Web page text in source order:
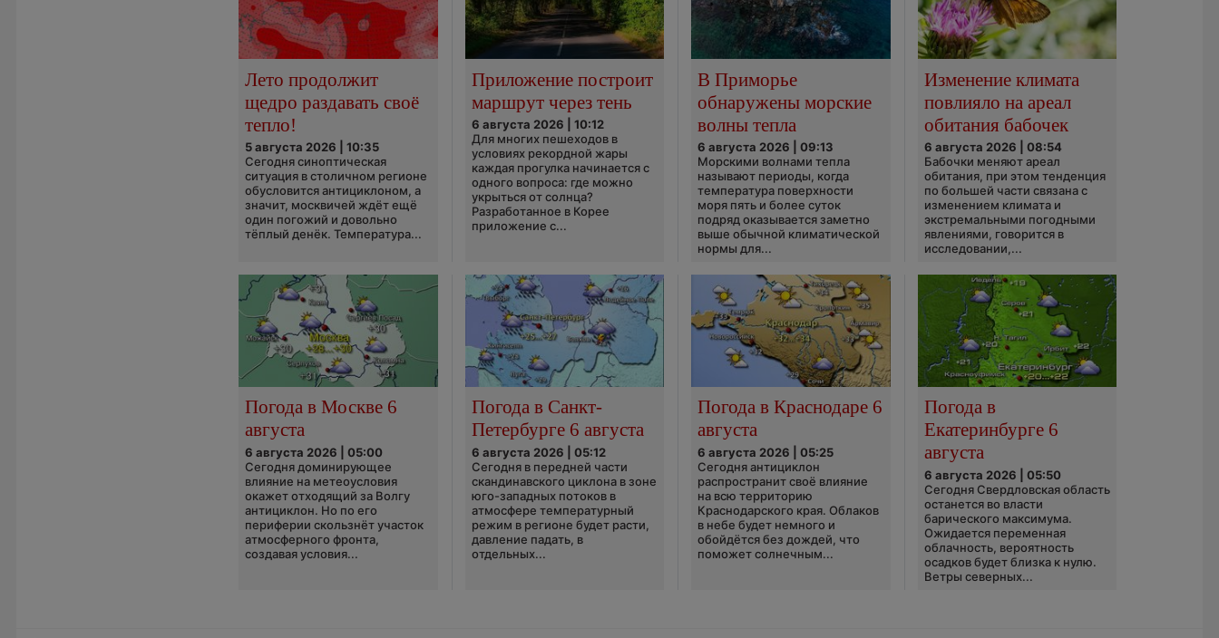
Лето продолжит
щедро раздавать своё
тепло!
5 августа 2026 | 10:35
Сегодня синоптическая
ситуация в столичном регионе
обусловится антициклоном, а
значит, москвичей ждёт ещё
один погожий и довольно
тёплый денёк. Температура...
Приложение построит
маршрут через тень
6 августа 2026 | 10:12
Для многих пешеходов в
условиях рекордной жары
каждая прогулка начинается с
одного вопроса: где можно
укрыться от солнца?
Разработанное в Корее
приложение с...
В Приморье
обнаружены морские
волны тепла
6 августа 2026 | 09:13
Морскими волнами тепла
называют периоды, когда
температура поверхности
моря пять и более суток
подряд оказывается заметно
выше обычной климатической
нормы для...
Изменение климата
повлияло на ареал
обитания бабочек
6 августа 2026 | 08:54
Бабочки меняют ареал
обитания, при этом тенденция
по большей части связана с
изменением климата и
экстремальными погодными
явлениями, говорится в
исследовании,...
Погода в Москве 6
августа
6 августа 2026 | 05:00
Сегодня доминирующее
влияние на метеоусловия
окажет отходящий за Волгу
антициклон. Но по его
периферии скользнёт участок
атмосферного фронта,
создавая условия...
Погода в Санкт-
Петербурге 6 августа
6 августа 2026 | 05:12
Сегодня в передней части
скандинавского циклона в зоне
юго-западных потоков в
атмосфере температурный
режим в регионе будет расти,
давление падать, в
отдельных...
Погода в Краснодаре 6
августа
6 августа 2026 | 05:25
Сегодня антициклон
распространит своё влияние
на всю территорию
Краснодарского края. Облаков
в небе будет немного и
обойдётся без дождей, что
поможет солнечным...
Погода в
Екатеринбурге 6
августа
6 августа 2026 | 05:50
Сегодня Свердловская область
останется во власти
барического максимума.
Ожидается переменная
облачность, вероятность
осадков будет близка к нулю.
Ветры северных...